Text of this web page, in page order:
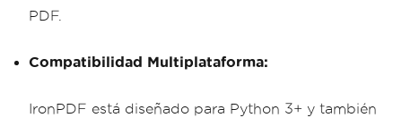
PDF.
Compatibilidad Multiplataforma:
IronPDF está diseñado para Python 3+ y también